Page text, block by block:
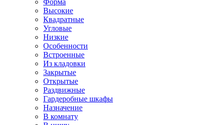
Форма
Высокие
Квадратные
Угловые
Низкие
Особенности
Встроенные
Из кладовки
Закрытые
Открытые
Раздвижные
Гардеробные шкафы
Назначение
В комнату